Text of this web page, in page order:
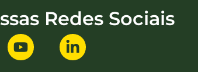
Redes Sociais